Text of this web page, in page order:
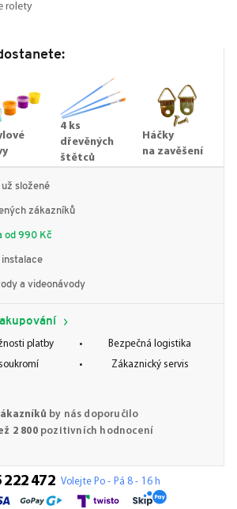
rolety
4 ks
dřevěných
štětců
Háčky
na zavěšení
složené
zákazníků
od 990 Kč
instalace
a videonávody
platby
Bezpečná logistika
Zákaznický servis
by nás doporučilo
2 800pozitivních hodnocení
222 472 Volejte Po - Pá 8 - 16 h